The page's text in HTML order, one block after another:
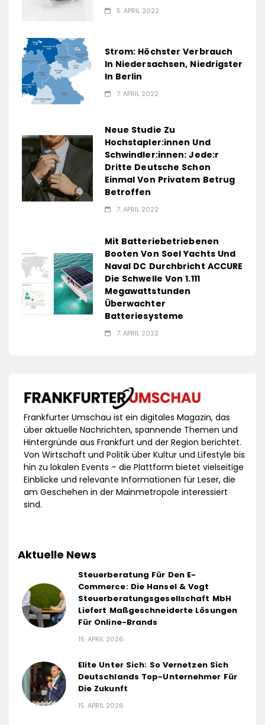
5. APRIL 2022
Strom: Höchster Verbrauch
In Niedersachsen, Niedrigster
In Berlin
7. APRIL 2022
Neue Studie Zu
Hochstapler:innen Und
Schwindler:innen: Jede:r
Dritte Deutsche Schon
Einmal Von Privatem Betrug
Betroffen
7. APRIL 2022
Mit Batteriebetriebenen
Booten Von Soel Yachts Und
Naval DC Durchbricht ACCURE
Die Schwelle Von 1.111
Megawattstunden
Überwachter
Batteriesysteme
7. APRIL 2022
Frankfurter Umschau ist ein digitales Magazin, das
über aktuelle Nachrichten, spannende Themen und
Hintergründe aus Frankfurt und der Region berichtet.
Von Wirtschaft und Politik über Kultur und Lifestyle bis
hin zu lokalen Events – die Plattform bietet vielseitige
Einblicke und relevante Informationen für Leser, die
am Geschehen in der Mainmetropole interessiert
sind.
Aktuelle News
Steuerberatung Für Den E-
Commerce: Die Hansel & Vogt
Steuerberatungsgesellschaft MbH
Liefert Maßgeschneiderte Lösungen
Für Online-Brands
15. APRIL 2026
Elite Unter Sich: So Vernetzen Sich
Deutschlands Top-Unternehmer Für
Die Zukunft
15. APRIL 2026